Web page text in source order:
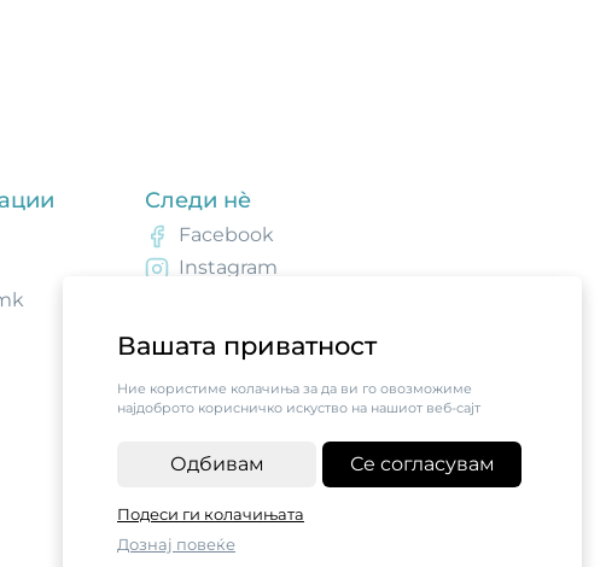
Вашата приватност
Ние користиме колачиња за да ви го овозможиме
најдоброто корисничко искуство на нашиот веб-сајт
Одбивам Се согласувам
Подеси ги колачињата
Дознај повеќе
Следи нè
Facebook
Instagram